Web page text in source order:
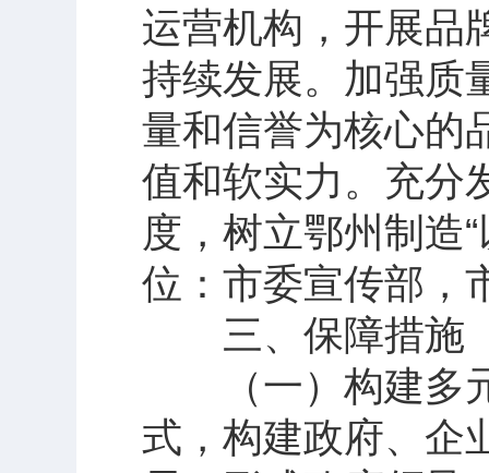
运营机构，开展品
持续发展。加强质
量和信誉为核心的
值和软实力。充分
度，树立鄂州制造
位：市委宣传部，
三、保障措施
（一）构建多元
式，构建政府、企